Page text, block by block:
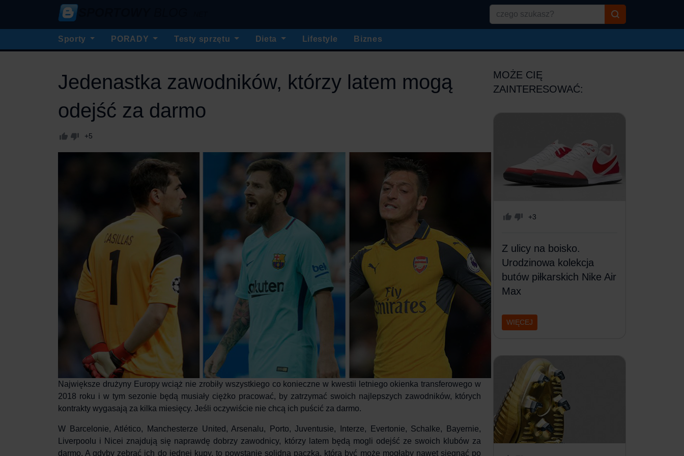
Sporty PORADY Testy sprzętu Dieta Lifestyle Biznes
Jedenastka zawodników, którzy latem mogą
odejść za darmo
+5
Największe drużyny Europy wciąż nie zrobiły wszystkiego co konieczne w kwestii letniego okienka transferowego w
2018 roku i w tym sezonie będą musiały ciężko pracować, by zatrzymać swoich najlepszych zawodników, których
kontrakty wygasają za kilka miesięcy. Jeśli oczywiście nie chcą ich puścić za darmo.
W Barcelonie, Atlético, Manchesterze United, Arsenalu, Porto, Juventusie, Interze, Evertonie, Schalke, Bayernie,
Liverpoolu i Nicei znajdują się naprawdę dobrzy zawodnicy, którzy latem będą mogli odejść ze swoich klubów za
darmo. A gdyby zebrać ich do jednej kupy, to powstanie solidna paczka, która być może mogłaby nawet sięgnąć po
MOŻE CIĘ
ZAINTERESOWAĆ:
+3
Z ulicy na boisko.
Urodzinowa kolekcja
butów piłkarskich Nike Air
Max
WIĘCEJ